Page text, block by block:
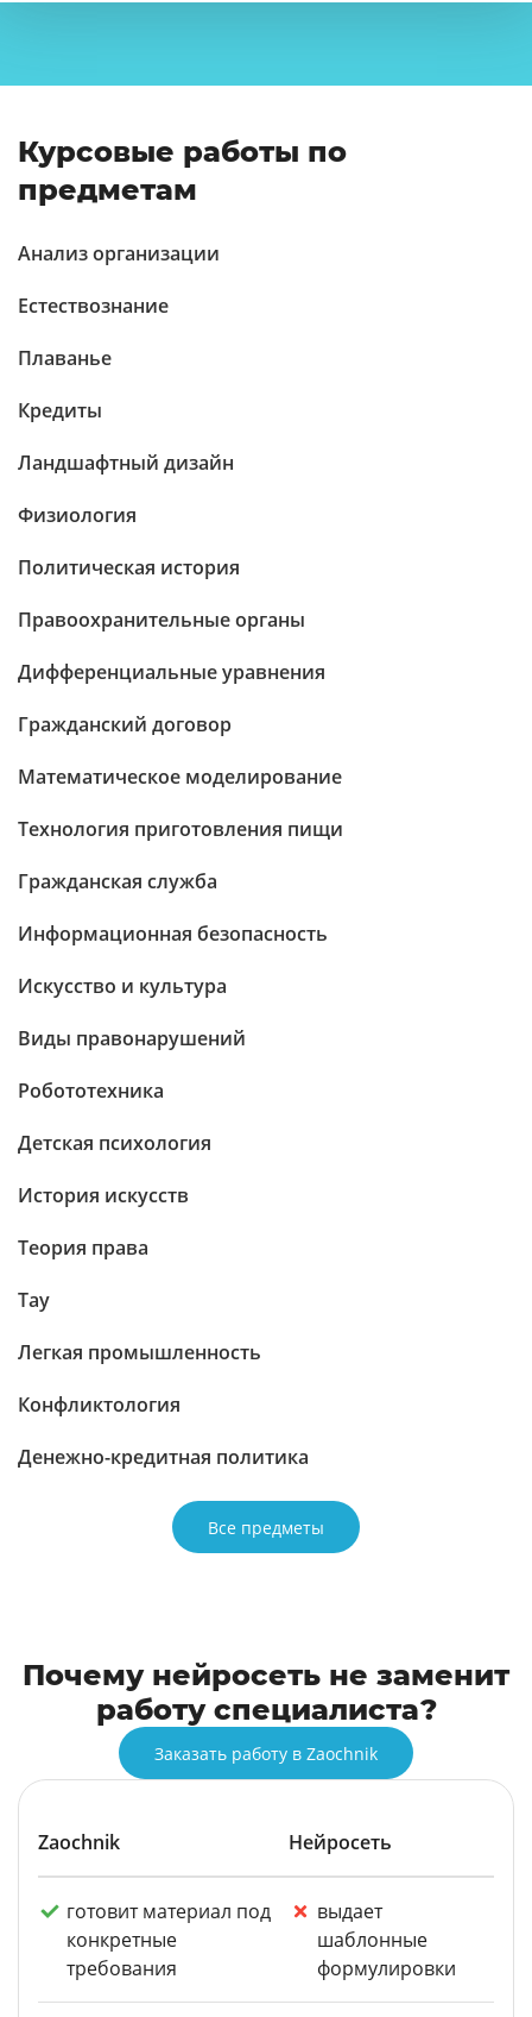
Курсовые работы по
предметам
Анализ организации
Естествознание
Плаванье
Кредиты
Ландшафтный дизайн
Физиология
Политическая история
Правоохранительные органы
Дифференциальные уравнения
Гражданский договор
Математическое моделирование
Технология приготовления пищи
Гражданская служба
Информационная безопасность
Искусство и культура
Виды правонарушений
Робототехника
Детская психология
История искусств
Теория права
Тау
Легкая промышленность
Конфликтология
Денежно-кредитная политика
Все предметы
Почему нейросеть не заменит
работу специалиста?
Заказать работу в Zaochnik
Zaochnik Нейросеть
готовит материал под
конкретные
требования
выдает
шаблонные
формулировки